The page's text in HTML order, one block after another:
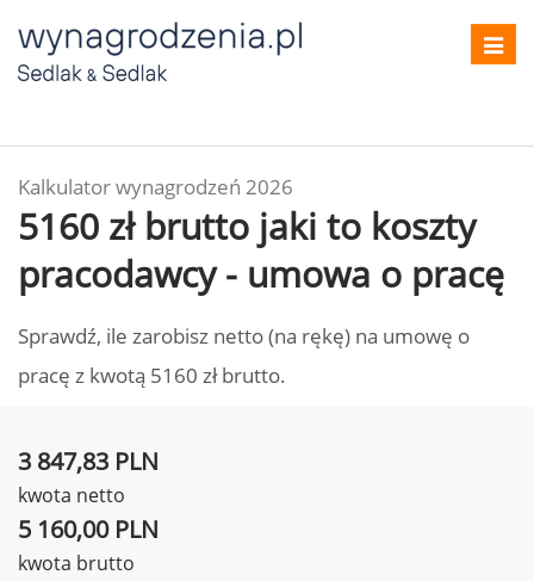
Kalkulator wynagrodzeń 2026
5160 zł brutto jaki to koszty
pracodawcy - umowa o pracę
Sprawdź, ile zarobisz netto (na rękę) na umowę o
pracę z kwotą 5160 zł brutto.
3 847,83 PLN
kwota netto
5 160,00 PLN
kwota brutto